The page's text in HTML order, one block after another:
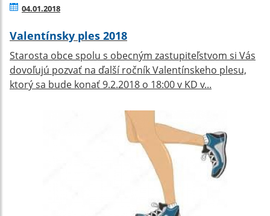
04.01.2018
Valentínsky ples 2018
Starosta obce spolu s obecným zastupiteľstvom si Vás
dovoľujú pozvať na ďalší ročník Valentínskeho plesu,
ktorý sa bude konať 9.2.2018 o 18:00 v KD v...